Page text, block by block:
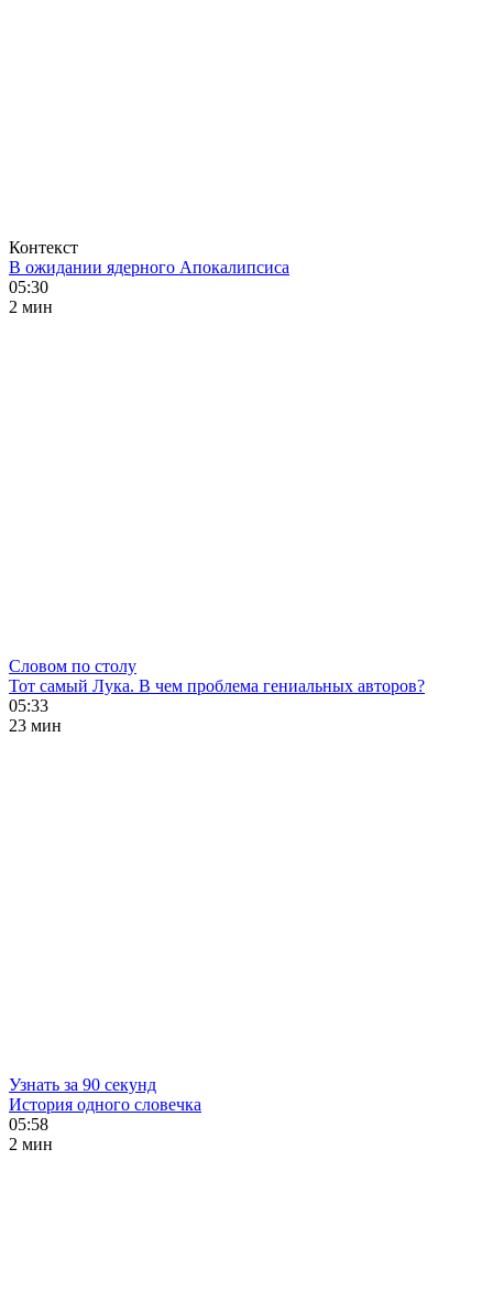
Контекст
В ожидании ядерного Апокалипсиса
05:30
2 мин
Словом по столу
Тот самый Лука. В чем проблема гениальных авторов?
05:33
23 мин
Узнать за 90 секунд
История одного словечка
05:58
2 мин